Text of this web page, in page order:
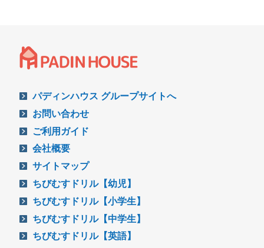
パディンハウス グループサイトへ
お問い合わせ
ご利用ガイド
会社概要
サイトマップ
ちびむすドリル【幼児】
ちびむすドリル【小学生】
ちびむすドリル【中学生】
ちびむすドリル【英語】